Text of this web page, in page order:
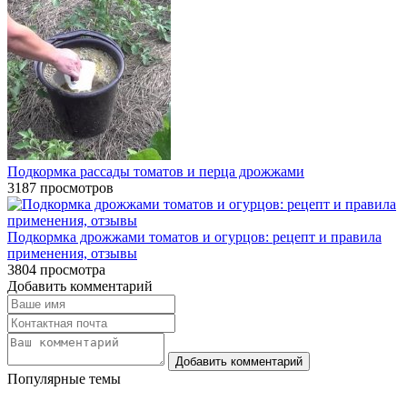
Подкормка рассады томатов и перца дрожжами
3187 просмотров
Подкормка дрожжами томатов и огурцов: рецепт и правила
применения, отзывы
3804 просмотра
Добавить комментарий
Популярные темы